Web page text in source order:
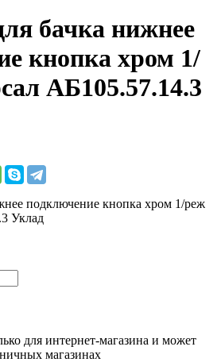
бачка нижнее
кнопка хром 1/
АБ105.57.14.3
подключение кнопка хром 1/реж
Уклад
для интернет-магазина и может
магазинах